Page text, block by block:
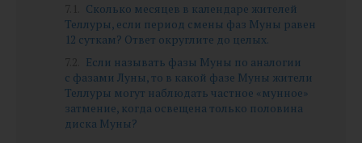
Сколько месяцев в календаре жителей
Теллуры, если период смены фаз Муны равен
12 суткам? Ответ округлите до целых.
Если называть фазы Муны по аналогии
с фазами Луны, то в какой фазе Муны жители
Теллуры могут наблюдать частное «мунное»
затмение, когда освещена только половина
диска Муны?